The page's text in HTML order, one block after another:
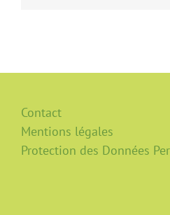
Contact
Mentions légales
Protection des Données